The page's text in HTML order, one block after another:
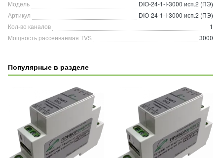
Модель
DIO-24-1-I-3000 исп.2 (ПЭ)
Артикул
DIO-24-1-I-3000 исп.2 (ПЭ)
Кол-во каналов
1
Мощность рассеиваемая TVS
3000
Популярные в разделе